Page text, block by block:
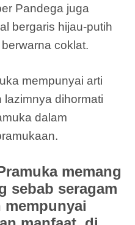
Pandega juga
bergaris hijau-putih
coklat.
mempunyai arti
lazimnya dihormati
dalam
memang
sebab seragam